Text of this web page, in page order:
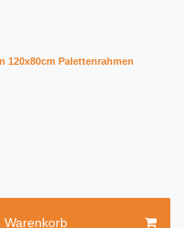
120x80cm Palettenrahmen
Warenkorb